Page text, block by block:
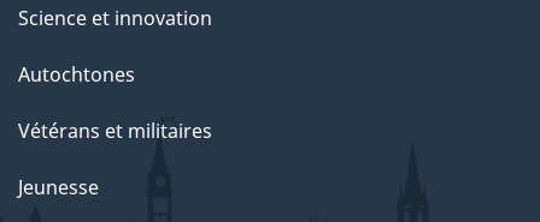
Science et innovation
Autochtones
Vétérans et militaires
Jeunesse